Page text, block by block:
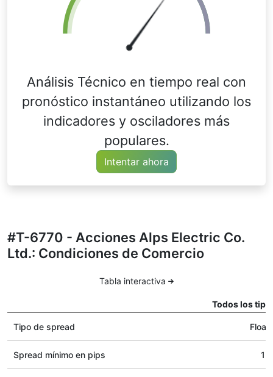
Análisis Técnico en tiempo real con
pronóstico instantáneo utilizando los
indicadores y osciladores más
populares.
Intentar ahora
#T-6770 - Acciones Alps Electric Co.
Ltd.: Condiciones de Comercio
Tabla interactiva
Todos los
Tipo de spread
Spread mínimo en pips 15